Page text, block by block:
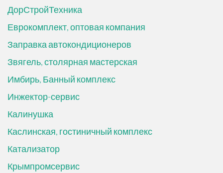
ДорСтройТехника
Еврокомплект, оптовая компания
Заправка автокондиционеров
Звягель, столярная мастерская
Имбирь, Банный комплекс
Инжектор-сервис
Калинушка
Каслинская, гостиничный комплекс
Катализатор
Крымпромсервис